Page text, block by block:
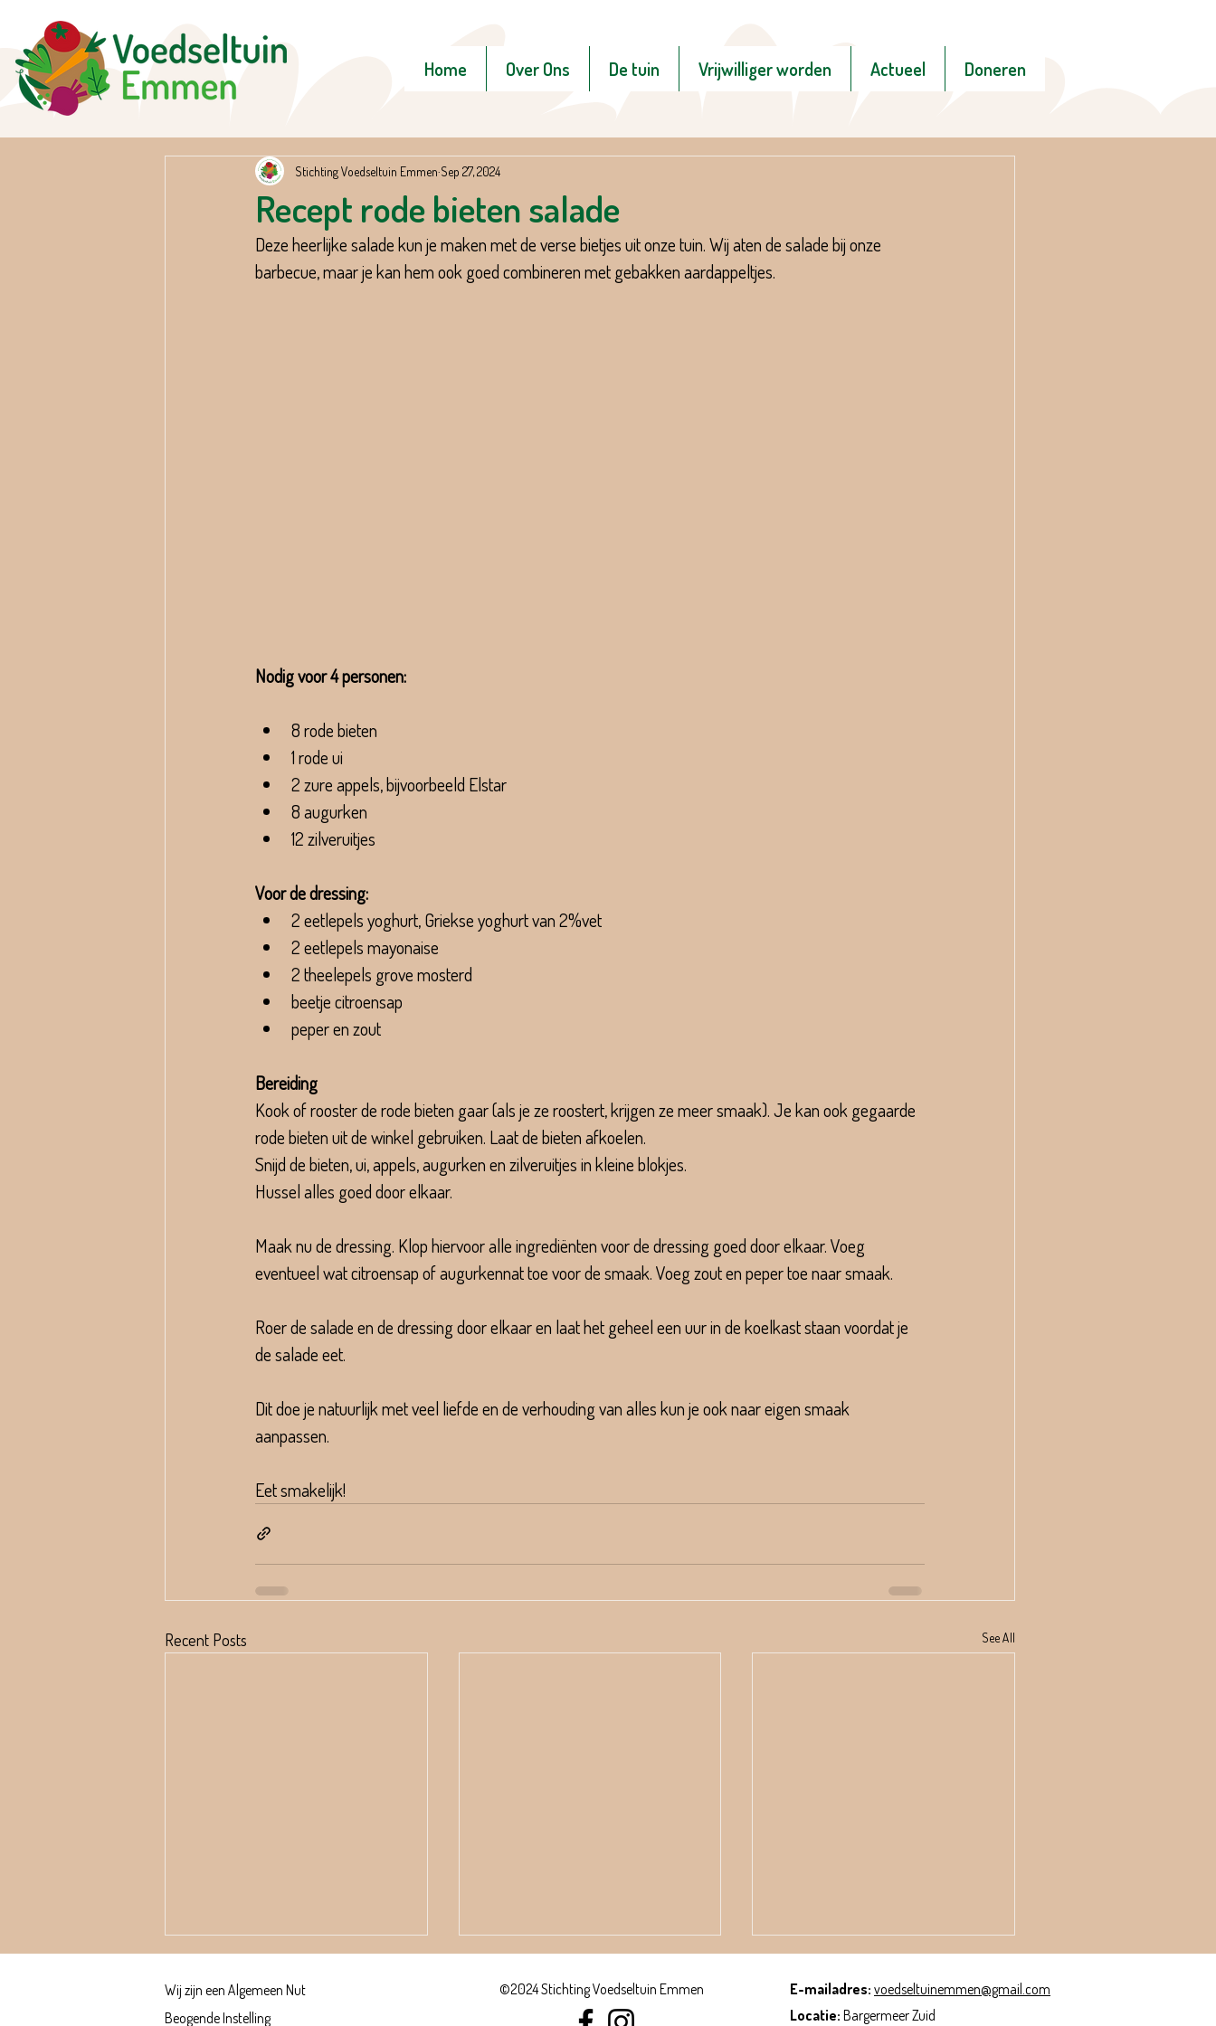
Home Over Ons De tuin Vrijwilliger worden Actueel Doneren
Recept rode bieten salade
Stichting Voedseltuin Emmen Sep 27, 2024
Deze heerlijke salade kun je maken met de verse bietjes uit onze tuin. Wij aten de salade bij onze
barbecue, maar je kan hem ook goed combineren met gebakken aardappeltjes.
Nodig voor 4 personen:
8 rode bieten
1 rode ui
2 zure appels, bijvoorbeeld Elstar
8 augurken
12 zilveruitjes
Voor de dressing:
2 eetlepels yoghurt, Griekse yoghurt van 2%vet
2 eetlepels mayonaise
2 theelepels grove mosterd
beetje citroensap
peper en zout
Bereiding
Kook of rooster de rode bieten gaar (als je ze roostert, krijgen ze meer smaak). Je kan ook gegaarde
rode bieten uit de winkel gebruiken. Laat de bieten afkoelen.
Snijd de bieten, ui, appels, augurken en zilveruitjes in kleine blokjes.
Hussel alles goed door elkaar.
Maak nu de dressing. Klop hiervoor alle ingrediënten voor de dressing goed door elkaar. Voeg
eventueel wat citroensap of augurkennat toe voor de smaak. Voeg zout en peper toe naar smaak.
Roer de salade en de dressing door elkaar en laat het geheel een uur in de koelkast staan voordat je
de salade eet.
Dit doe je natuurlijk met veel liefde en de verhouding van alles kun je ook naar eigen smaak
aanpassen.
Eet smakelijk!
Recent Posts See All
Wij zijn een Algemeen Nut
Beogende Instelling
©2024 Stichting Voedseltuin Emmen E-mailadres: voedseltuinemmen@gmail.com
Locatie: Bargermeer Zuid